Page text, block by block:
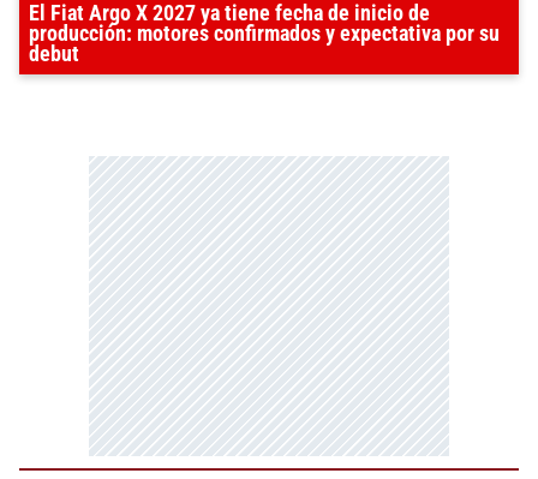
El Fiat Argo X 2027 ya tiene fecha de inicio de
producción: motores confirmados y expectativa por su
debut